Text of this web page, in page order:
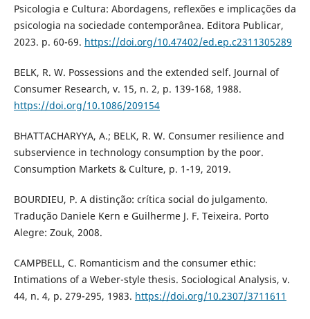
Psicologia e Cultura: Abordagens, reflexões e implicações da
psicologia na sociedade contemporânea. Editora Publicar,
2023. p. 60-69. https://doi.org/10.47402/ed.ep.c2311305289
BELK, R. W. Possessions and the extended self. Journal of
Consumer Research, v. 15, n. 2, p. 139-168, 1988.
https://doi.org/10.1086/209154
BHATTACHARYYA, A.; BELK, R. W. Consumer resilience and
subservience in technology consumption by the poor.
Consumption Markets & Culture, p. 1-19, 2019.
BOURDIEU, P. A distinção: crítica social do julgamento.
Tradução Daniele Kern e Guilherme J. F. Teixeira. Porto
Alegre: Zouk, 2008.
CAMPBELL, C. Romanticism and the consumer ethic:
Intimations of a Weber-style thesis. Sociological Analysis, v.
44, n. 4, p. 279-295, 1983. https://doi.org/10.2307/3711611